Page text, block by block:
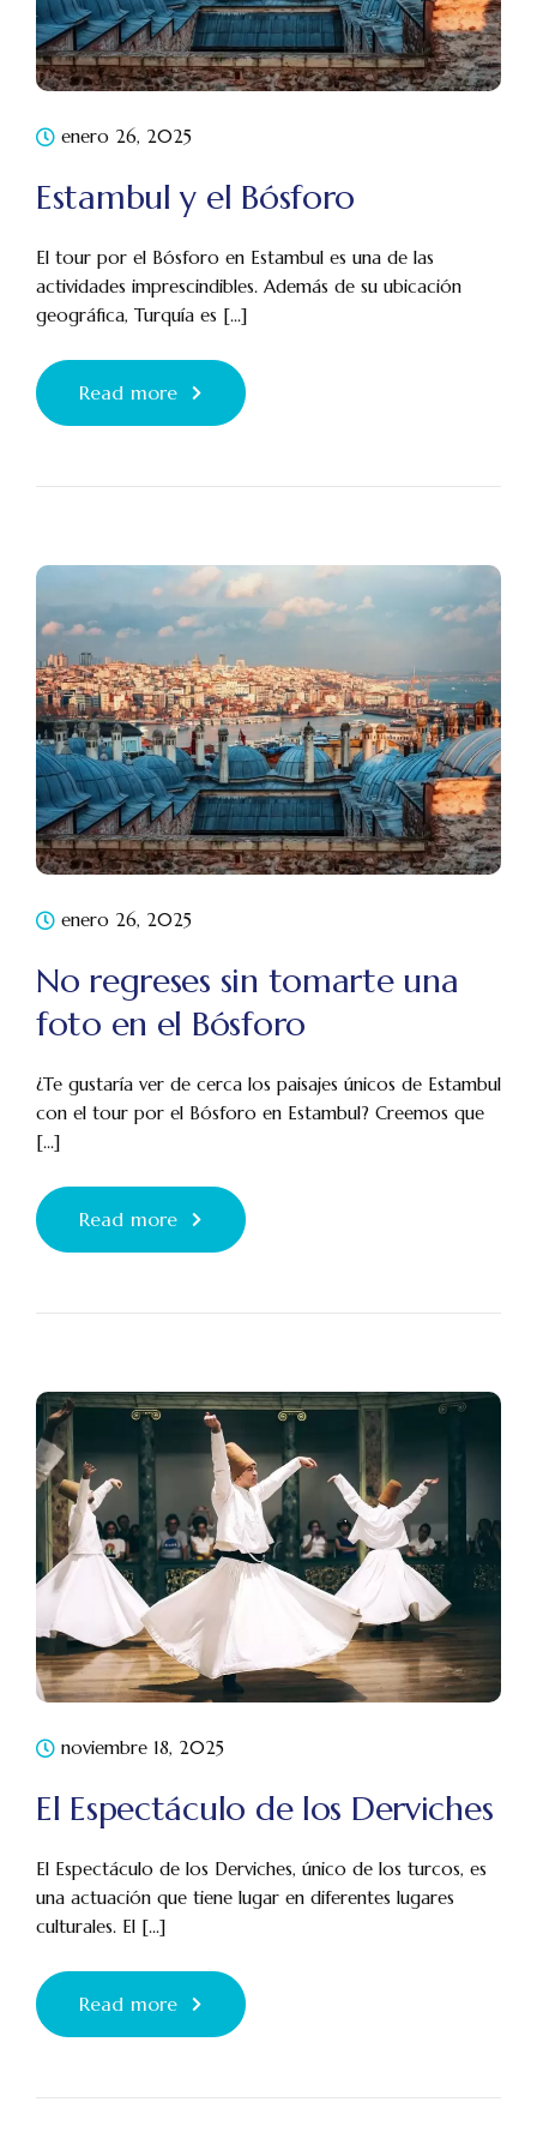
enero 26, 2025
Estambul y el Bósforo
El tour por el Bósforo en Estambul es una de las
actividades imprescindibles. Además de su ubicación
geográfica, Turquía es [...]
Read more
enero 26, 2025
No regreses sin tomarte una
foto en el Bósforo
¿Te gustaría ver de cerca los paisajes únicos de Estambul
con el tour por el Bósforo en Estambul? Creemos que
[...]
Read more
noviembre 18, 2025
El Espectáculo de los Derviches
El Espectáculo de los Derviches, único de los turcos, es
una actuación que tiene lugar en diferentes lugares
culturales. El [...]
Read more